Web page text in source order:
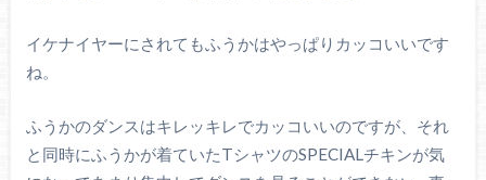
イケナイヤーにされてもふうかはやっぱりカッコいいです
ね。
ふうかのダンスはキレッキレでカッコいいのですが、それ
と同時にふうかが着ていたTシャツのSPECIALチキンが気